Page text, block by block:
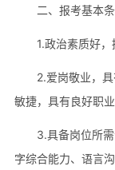
二、报考基本
1.政治素质好
2.爱岗敬业，
敏捷，具有良好职
3.具备岗位所
字综合能力、语言